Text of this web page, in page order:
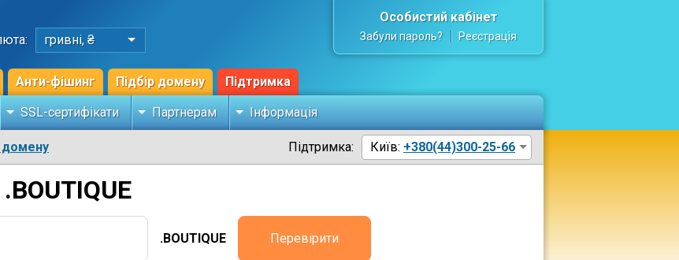
гривні, ₴
Анти-фішинг Підбір домену Підтримка
Особистий кабінет
Забули пароль? Реєстрація
SSL-сертифікати Партнерам Інформація
Підтримка: Київ: +380(44)300-25-66
.BOUTIQUE Перевірити